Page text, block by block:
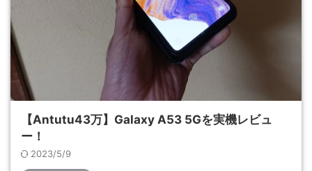
【Antutu43万】Galaxy A53 5Gを実機レビュ
ー！
2023/5/9